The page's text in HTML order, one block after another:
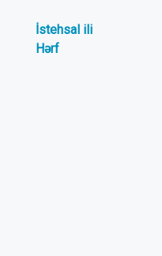
İstehsal ili
Hərf